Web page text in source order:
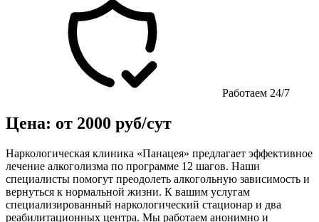
Работаем 24/7
Цена: от 2000 руб/сут
Наркологическая клиника «Панацея» предлагает эффективное
лечение алкоголизма по программе 12 шагов. Наши
специалисты помогут преодолеть алкогольную зависимость и
вернуться к нормальной жизни. К вашим услугам
специализированный наркологический стационар и два
реабилитационных центра. Мы работаем анонимно и